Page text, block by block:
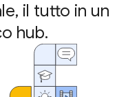
il tutto in un
hub.